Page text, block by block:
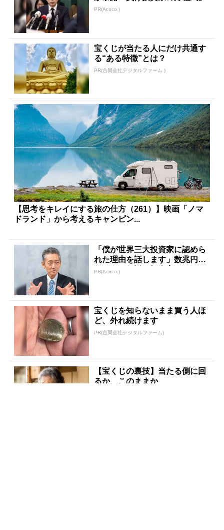
PR(Acoco.)
宝くじが当たる人にだけ共通す
る“ある特徴”とは？
PR(合同会社デジタルファーム )
【思考をキレイにする旅の仕方（261）】映画「ノマ
ドランド」から考えるキャンピン...
「僕が世界三大投資家に認めら
れた理由を話します」数兆円を
任された伝説の投資家
PR(Acoco.)
宝くじを知らないまま買う人ほ
ど、外れ続けます
PR(合同会社デジタルファーム)
【宝くじの裏技】当たる側に回
るか、このままか